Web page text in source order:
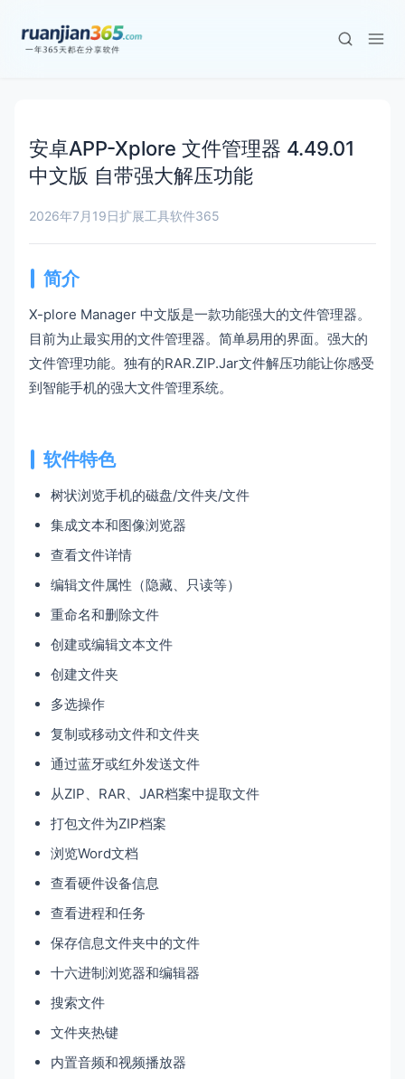
安卓APP-Xplore 文件管理器 4.49.01
中文版 自带强大解压功能
2026年7月19日扩展工具软件365
简介
X-plore Manager 中文版是一款功能强大的文件管理器。
目前为止最实用的文件管理器。简单易用的界面。强大的
文件管理功能。独有的RAR.ZIP.Jar文件解压功能让你感受
到智能手机的强大文件管理系统。
软件特色
树状浏览手机的磁盘/文件夹/文件
集成文本和图像浏览器
查看文件详情
编辑文件属性（隐藏、只读等）
重命名和删除文件
创建或编辑文本文件
创建文件夹
多选操作
复制或移动文件和文件夹
通过蓝牙或红外发送文件
从ZIP、RAR、JAR档案中提取文件
打包文件为ZIP档案
浏览Word文档
查看硬件设备信息
查看进程和任务
保存信息文件夹中的文件
十六进制浏览器和编辑器
搜索文件
文件夹热键
内置音频和视频播放器